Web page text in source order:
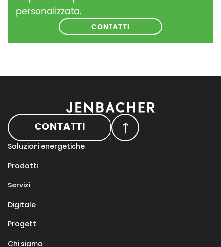
personalizzata.
CONTATTI
CONTATTI
Soluzioni energetiche
Prodotti
Servizi
Digitale
Progetti
Chi siamo